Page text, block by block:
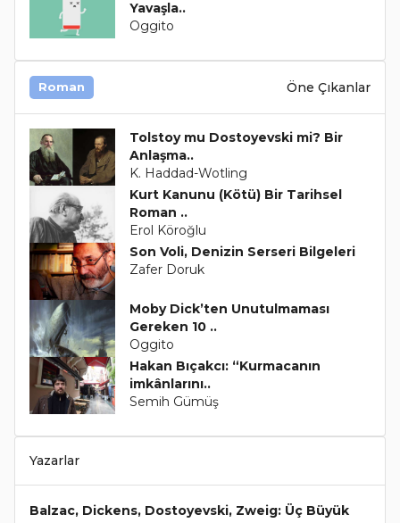
Yavaşla..
Oggito
Roman Öne Çıkanlar
Tolstoy mu Dostoyevski mi? Bir
Anlaşma..
K. Haddad-Wotling
Kurt Kanunu (Kötü) Bir Tarihsel
Roman ..
Erol Köroğlu
Son Voli, Denizin Serseri Bilgeleri
Zafer Doruk
Moby Dick’ten Unutulmaması
Gereken 10 ..
Oggito
Hakan Bıçakcı: “Kurmacanın
imkânlarını..
Semih Gümüş
Yazarlar
Balzac, Dickens, Dostoyevski, Zweig: Üç Büyük